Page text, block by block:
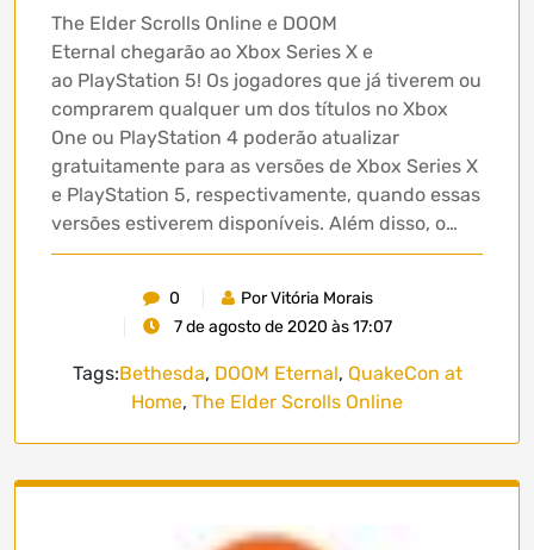
The Elder Scrolls Online e DOOM
Eternal chegarão ao Xbox Series X e
ao PlayStation 5! Os jogadores que já tiverem ou
comprarem qualquer um dos títulos no Xbox
One ou PlayStation 4 poderão atualizar
gratuitamente para as versões de Xbox Series X
e PlayStation 5, respectivamente, quando essas
versões estiverem disponíveis. Além disso, o…
0
Por Vitória Morais
7 de agosto de 2020 às 17:07
Tags:Bethesda, DOOM Eternal, QuakeCon at
Home, The Elder Scrolls Online